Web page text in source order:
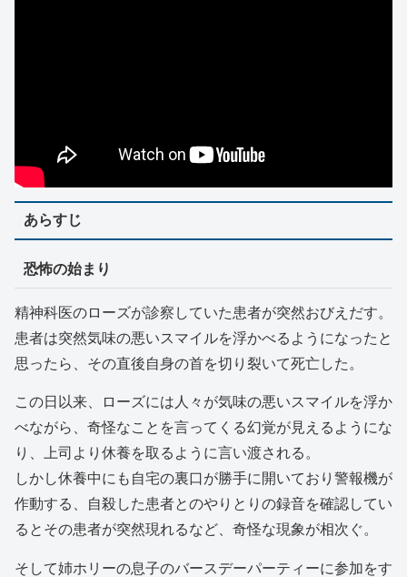
あらすじ
恐怖の始まり
精神科医のローズが診察していた患者が突然おびえだす。
患者は突然気味の悪いスマイルを浮かべるようになったと
思ったら、その直後自身の首を切り裂いて死亡した。
この日以来、ローズには人々が気味の悪いスマイルを浮か
べながら、奇怪なことを言ってくる幻覚が見えるようにな
り、上司より休養を取るように言い渡される。
しかし休養中にも自宅の裏口が勝手に開いており警報機が
作動する、自殺した患者とのやりとりの録音を確認してい
るとその患者が突然現れるなど、奇怪な現象が相次ぐ。
そして姉ホリーの息子のバースデーパーティーに参加をす